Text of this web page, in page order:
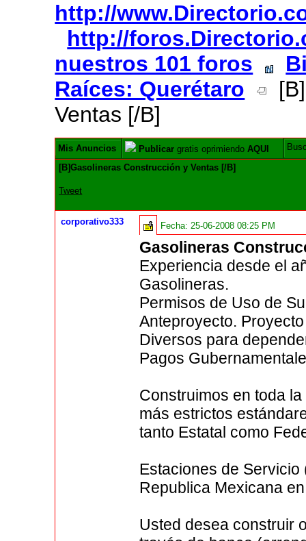
http://
http://
nuestros 101 foros
Raíces: Querétaro
Ventas [/B]
Mis Anuncios Publicar gratis oprimiendoAQUI
[B]Gasolineras Construcción y Ventas [/B]
Tweet
corporativo333 Fecha:25-06-2008 08:25 PM
Gasolineras
Experiencia desde el
Gasolineras.
Permisos de Uso de
Anteproyecto.
Diversos para
Pagos
Construimos en toda
más estrictos
tanto Estatal como
Estaciones de
Republica Mexicana
Usted desea construir